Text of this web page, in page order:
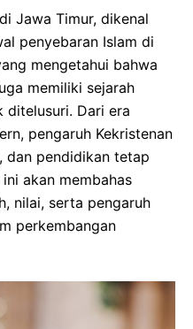
Jawa Timur, dikenal
penyebaran Islam di
mengetahui bahwa
memiliki sejarah
ditelusuri. Dari era
pengaruh Kekristenan
dan pendidikan tetap
akan membahas
nilai, serta pengaruh
perkembangan